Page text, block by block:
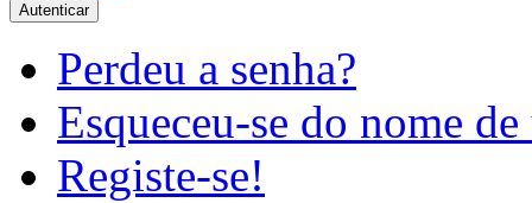
Autenticar
Perdeu a senha?
Esqueceu-se do nome
Registe-se!